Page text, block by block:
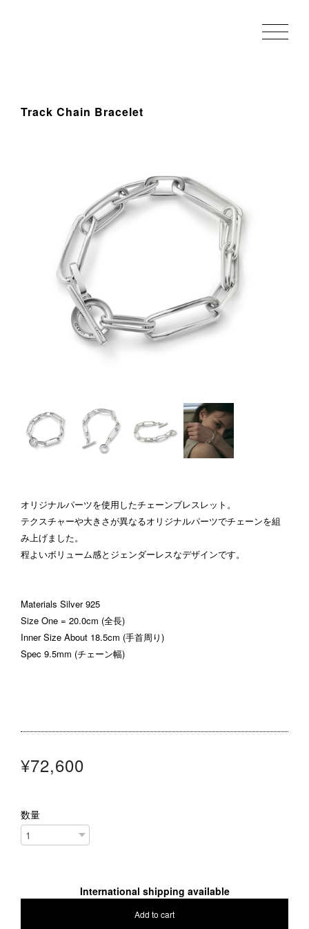
Track Chain Bracelet
オリジナルパーツを使用したチェーンブレスレット。
テクスチャーや大きさが異なるオリジナルパーツでチェーンを組
み上げました。
程よいボリューム感とジェンダーレスなデザインです。
Materials Silver 925
Size One = 20.0cm (全長)
Inner Size About 18.5cm (手首周り)
Spec 9.5mm (チェーン幅)
¥72,600
数量
International shipping available
Add to cart